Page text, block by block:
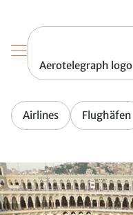
Aerotelegraph logo
Airlines Flughäfen